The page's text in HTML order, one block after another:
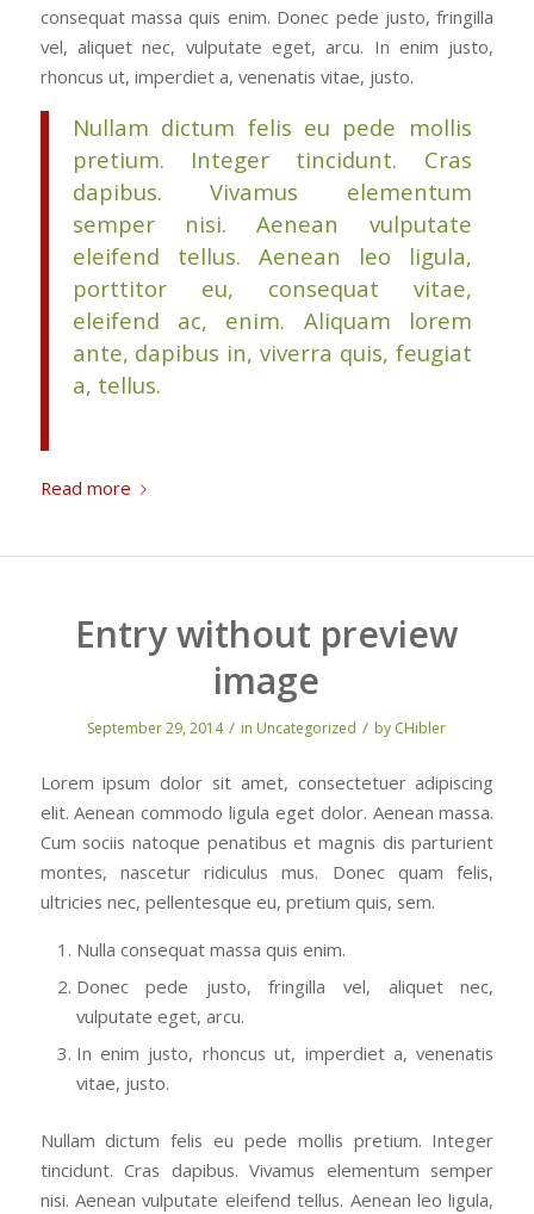
consequat massa quis enim. Donec pede justo, fringilla
vel, aliquet nec, vulputate eget, arcu. In enim justo,
rhoncus ut, imperdiet a, venenatis vitae, justo.
Nullam dictum felis eu pede mollis
pretium. Integer tincidunt. Cras
dapibus. Vivamus elementum
semper nisi. Aenean vulputate
eleifend tellus. Aenean leo ligula,
porttitor eu, consequat vitae,
eleifend ac, enim. Aliquam lorem
ante, dapibus in, viverra quis, feugiat
a, tellus.
Read more
Entry without preview
image
September 29, 2014 / in Uncategorized / by CHibler
Lorem ipsum dolor sit amet, consectetuer adipiscing
elit. Aenean commodo ligula eget dolor. Aenean massa.
Cum sociis natoque penatibus et magnis dis parturient
montes, nascetur ridiculus mus. Donec quam felis,
ultricies nec, pellentesque eu, pretium quis, sem.
Nulla consequat massa quis enim.
Donec pede justo, fringilla vel, aliquet nec,
vulputate eget, arcu.
In enim justo, rhoncus ut, imperdiet a, venenatis
vitae, justo.
Nullam dictum felis eu pede mollis pretium. Integer
tincidunt. Cras dapibus. Vivamus elementum semper
nisi. Aenean vulputate eleifend tellus. Aenean leo ligula,